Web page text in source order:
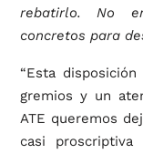
rebatirlo. No
concretos para
“Esta
gremios y un
ATE queremos
casi